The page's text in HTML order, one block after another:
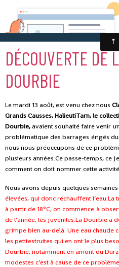
DÉCOUVERTE DE
DOURBIE
Le mardi 13 août, est venu chez nous
Grands Causses, HalieutiTarn, le
Dourbie,avaient souhaité faire venir
problématique des barrages érigés
nous nous préoccupons de ce
plusieurs années.Ce passe-temps, ce
comment on doit nommer cette
Nous avons depuis quelques
élevées, qui donc réchauffent l’eau.La
à partir de 18°C, on commence à
de l’année, les juvéniles.La Dourbie a
grimpe bien au-delà. Une eau chaude
les petitestruites qui en ont le plus
Dourbie, notamment en amont du
modestes c’est à cause de ce